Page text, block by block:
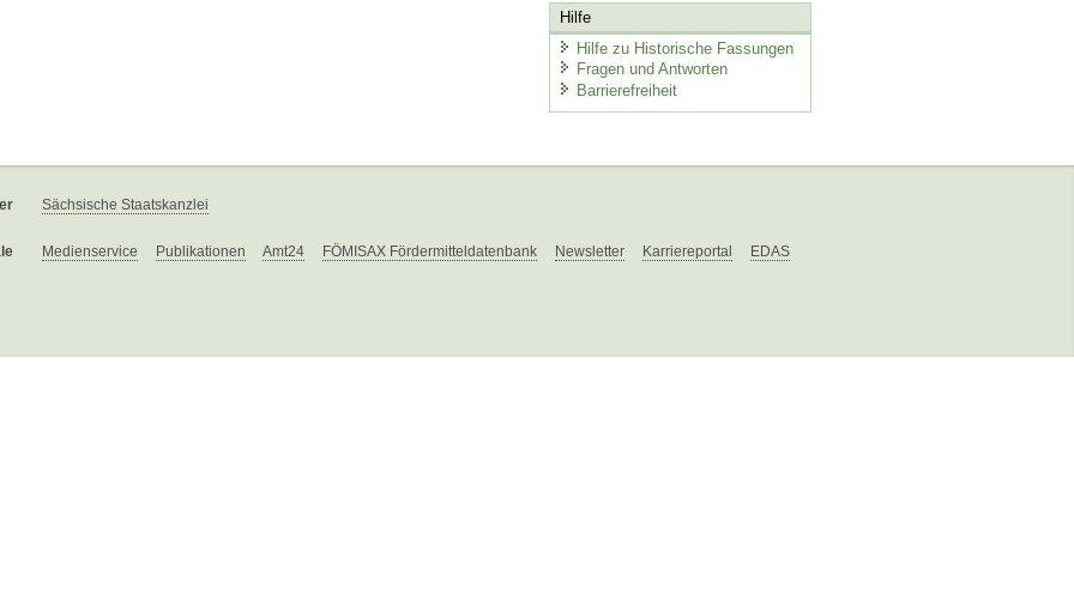
Hilfe
Hilfe zu Historische Fassungen
Fragen und Antworten
Barrierefreiheit
Sächsische Staatskanzlei
Medienservice Publikationen Amt24 FÖMISAX Fördermitteldatenbank Newsletter Karriereportal EDAS